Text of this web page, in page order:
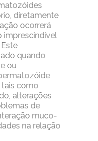
diretamente
ocorrerá
imprescindível
quando
ou
tais como
alterações
de
muco-
na relação